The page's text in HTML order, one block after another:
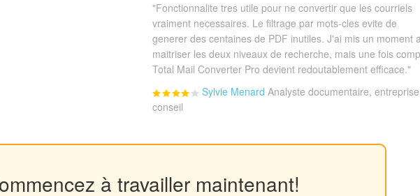
"Fonctionnalite tres utile pour ne convertir que les courriels
vraiment necessaires. Le filtrage par mots-cles evite de
generer des centaines de PDF inutiles. J'ai mis un moment
maitriser les deux niveaux de recherche, mais une fois
Total Mail Converter Pro devient redoutablement efficace."
Sylvie Menard Analyste documentaire,
conseil
à travailler maintenant!